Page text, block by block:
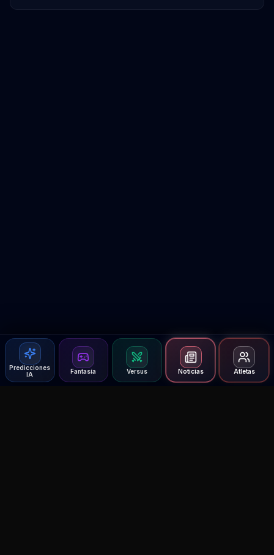
Predicciones
IA
Fantasía Versus Noticias Atletas